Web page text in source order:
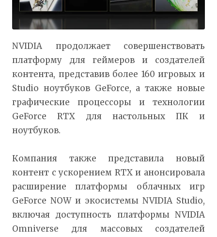
NVIDIA продолжает совершенствовать
платформу для геймеров и создателей
контента, представив более 160 игровых и
Studio ноутбуков GeForce, а также новые
графические процессоры и технологии
GeForce RTX для настольных ПК и
ноутбуков.
Компания также представила новый
контент с ускорением RTX и анонсировала
расширение платформы облачных игр
GeForce NOW и экосистемы NVIDIA Studio,
включая доступность платформы NVIDIA
Omniverse для массовых создателей